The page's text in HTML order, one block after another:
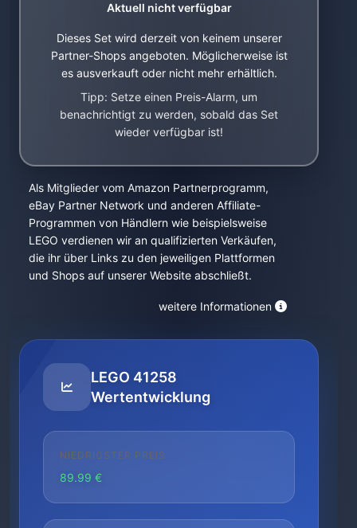
Aktuell nicht verfügbar
Dieses Set wird derzeit von keinem unserer
Partner-Shops angeboten. Möglicherweise ist
es ausverkauft oder nicht mehr erhältlich.
Tipp: Setze einen Preis-Alarm, um
benachrichtigt zu werden, sobald das Set
wieder verfügbar ist!
Als Mitglieder vom Amazon Partnerprogramm,
eBay Partner Network und anderen Affiliate-
Programmen von Händlern wie beispielsweise
LEGO verdienen wir an qualifizierten Verkäufen,
die ihr über Links zu den jeweiligen Plattformen
und Shops auf unserer Website abschließt.
weitere Informationen
LEGO 41258
Wertentwicklung
NIEDRIGSTER PREIS
89.99 €